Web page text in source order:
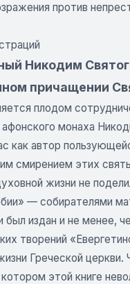
против
Никодим
причащении
плодом
монаха
как автор
смирением этих
жизни не
— собирателями
был издан и не менее,
творений
Греческой
этой книге